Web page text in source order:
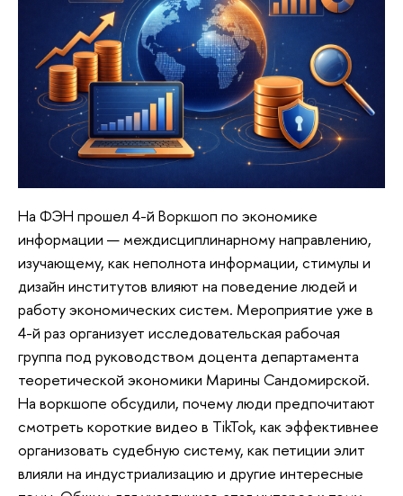
На ФЭН прошел 4-й Воркшоп по экономике
информации — междисциплинарному направлению,
изучающему, как неполнота информации, стимулы и
дизайн институтов влияют на поведение людей и
работу экономических систем. Мероприятие уже в
4-й раз организует исследовательская рабочая
группа под руководством доцента департамента
теоретической экономики Марины Сандомирской.
На воркшопе обсудили, почему люди предпочитают
смотреть короткие видео в TikTok, как эффективнее
организовать судебную систему, как петиции элит
влияли на индустриализацию и другие интересные